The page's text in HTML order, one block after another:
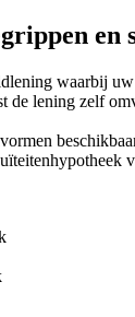
en
waarbij
de lening zelf